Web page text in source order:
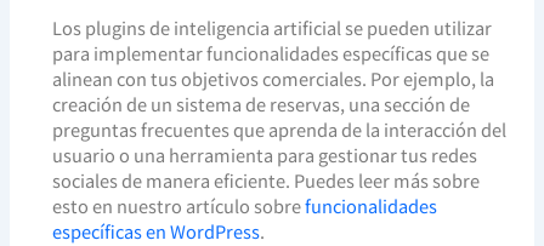
Los plugins de inteligencia artificial se pueden utilizar
para implementar funcionalidades específicas que se
alinean con tus objetivos comerciales. Por ejemplo, la
creación de un sistema de reservas, una sección de
preguntas frecuentes que aprenda de la interacción del
usuario o una herramienta para gestionar tus redes
sociales de manera eficiente. Puedes leer más sobre
esto en nuestro artículo sobrefuncionalidades
específicas en WordPress.